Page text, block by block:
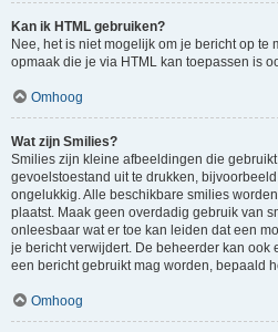
Kan ik HTML gebruiken?
Nee, het is niet mogelijk om je bericht op te
opmaak die je via HTML kan toepassen is
Omhoog
Wat zijn Smilies?
Smilies zijn kleine afbeeldingen die
gevoelstoestand uit te drukken,
ongelukkig. Alle beschikbare smilies
plaatst. Maak geen overdadig gebruik van
onleesbaar wat er toe kan leiden dat een
je bericht verwijdert. De beheerder kan ook
een bericht gebruikt mag worden, bepaald
Omhoog